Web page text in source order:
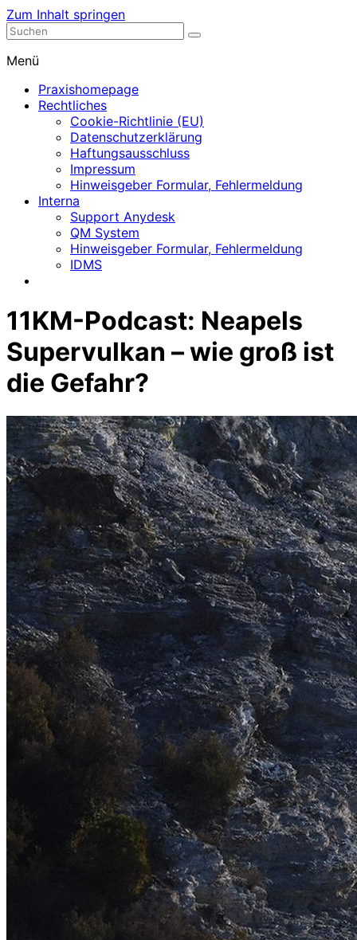
Zum Inhalt springen
Nephrologische Praxis mit Dialyse
Menü
Praxishomepage
Rechtliches
Cookie-Richtlinie (EU)
Datenschutzerklärung
Haftungsausschluss
Impressum
Hinweisgeber Formular, Fehlermeldung
Interna
Support Anydesk
QM System
Hinweisgeber Formular, Fehlermeldung
IDMS
11KM-Podcast: Neapels
Supervulkan – wie groß ist
die Gefahr?